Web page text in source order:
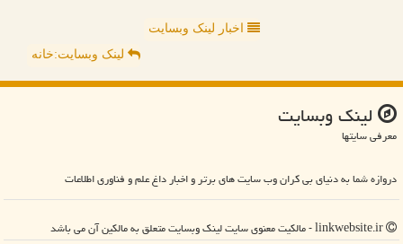
اخبار لینک وبسایت
لینک وبسایت:خانه
لینك وبسایت
معرفی سایتها
دروازه شما به دنیای بی کران وب سایت های برتر و اخبار داغ علم و فناوری اطلاعات